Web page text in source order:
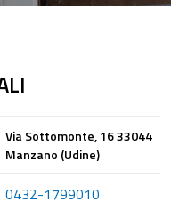
Via Sottomonte, 16 33044
Manzano (Udine)
0432-1799010